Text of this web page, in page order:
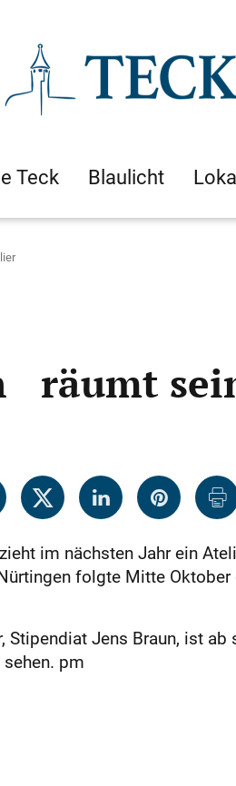
Teck Blaulicht
räumt
im nächsten Jahr ein
folgte Mitte
Jens Braun, ist
pm